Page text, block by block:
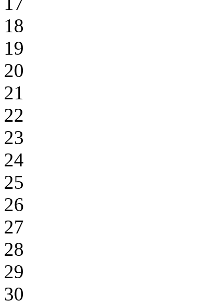
18
19
20
21
22
23
24
25
26
27
28
29
30